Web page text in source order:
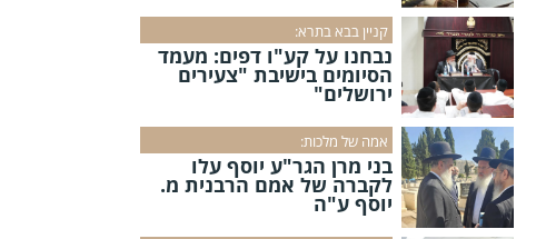
קניין בבא בתרא:
נבחנו על קע"ו דפים: מעמד
הסיומים בישיבת "צעירים
ירושלים"
אמה של מלכות:
בני מרן הגר"ע יוסף עלו
לקברה של אמם הרבנית מ.
יוסף ע"ה